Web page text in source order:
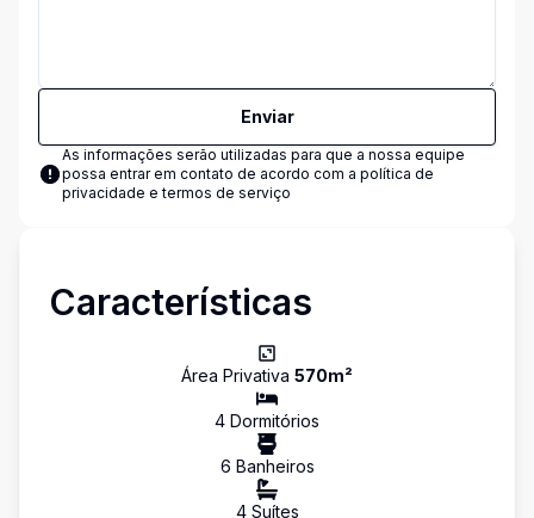
Enviar
As informações serão utilizadas para que a nossa equipe
possa entrar em contato de acordo com a política de
privacidade e termos de serviço
Características
Área Privativa 570m²
4 Dormitórios
6 Banheiros
4Suítes